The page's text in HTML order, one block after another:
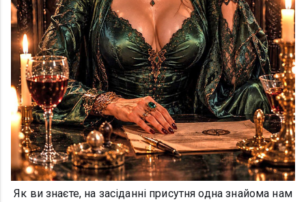
Як ви знаєте, на засіданні присутня одна знайома нам